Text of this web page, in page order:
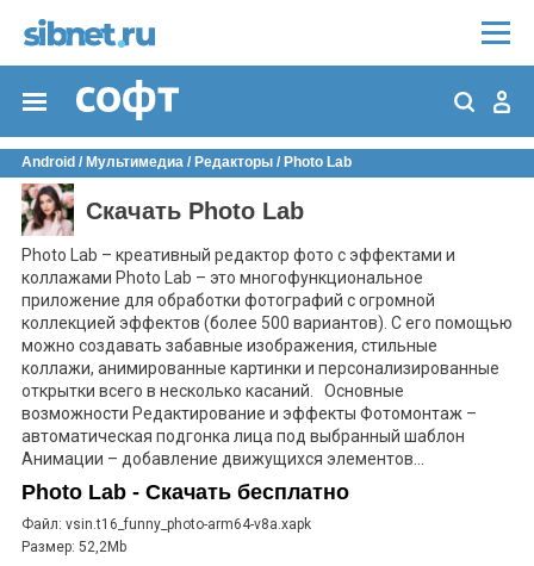
Android / Мультимедиа / Редакторы / Photo Lab
Скачать Photo Lab
Photo Lab – креативный редактор фото с эффектами и
коллажами Photo Lab – это многофункциональное
приложение для обработки фотографий с огромной
коллекцией эффектов (более 500 вариантов). С его помощью
можно создавать забавные изображения, стильные
коллажи, анимированные картинки и персонализированные
открытки всего в несколько касаний. Основные
возможности Редактирование и эффекты Фотомонтаж –
автоматическая подгонка лица под выбранный шаблон
Анимации – добавление движущихся элементов...
Photo Lab - Скачать бесплатно
Файл: vsin.t16_funny_photo-arm64-v8a.xapk
Размер: 52,2Mb